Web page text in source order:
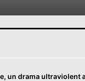
un drama ultraviolent